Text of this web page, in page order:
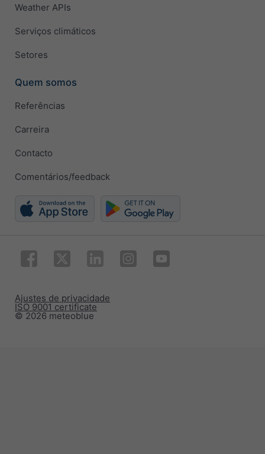
Weather APIs
Serviços climáticos
Setores
Quem somos
Referências
Carreira
Contacto
Comentários/feedback
© 2026 meteoblue
ISO 9001 certificate
Ajustes de privacidade